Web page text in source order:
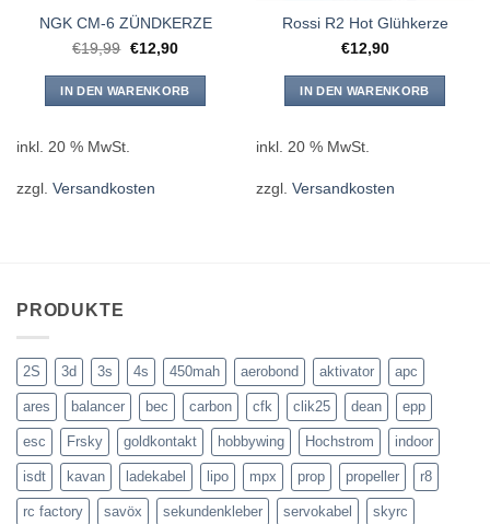
NGK CM-6 ZÜNDKERZE
€19,99 Ursprünglicher
war:
€19,99
€12,90Aktueller
ist:
€12,90.
IN DEN WARENKORB
inkl. 20 % MwSt.
zzgl. Versandkosten
Rossi R2 Hot Glühkerze
€12,90
IN DEN WARENKORB
inkl. 20 % MwSt.
zzgl. Versandkosten
PRODUKTE
2S 3d 3s 4s 450mah aerobond aktivator apc
ares balancer bec carbon cfk clik25 dean epp
esc Frsky goldkontakt hobbywing Hochstrom indoor
isdt kavan ladekabel lipo mpx prop propeller r8
rc factory savöx sekundenkleber servokabel skyrc